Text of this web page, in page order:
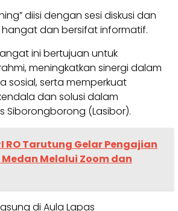
diisi dengan sesi diskusi dan
dan bersifat informatif.
ini bertujuan untuk
meningkatkan sinergi dalam
sosial, serta memperkuat
dan solusi dalam
Siborongborong (Lasibor).
RO Tarutung Gelar Pengajian
Melalui Zoom dan
di Aula Lapas